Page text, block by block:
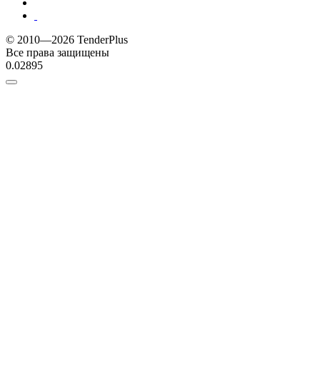
© 2010—2026 TenderPlus
Все права защищены
0.02895